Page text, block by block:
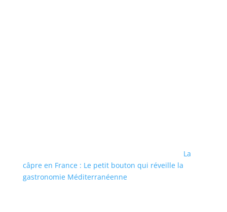
La
câpre en France : Le petit bouton qui réveille la
gastronomie Méditerranéenne